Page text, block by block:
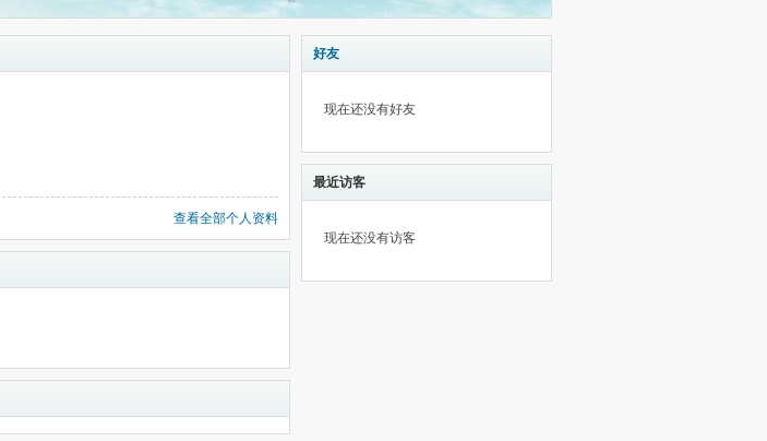
查看全部个人资料
好友
现在还没有好友
最近访客
现在还没有访客